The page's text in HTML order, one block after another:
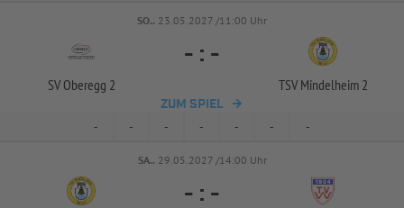
SO.. 23.05.2027 /11:00 Uhr
SV Oberegg 2
- : -
TSV Mindelheim 2
ZUM SPIEL
- - - - - - -
SA.. 29.05.2027 /14:00 Uhr
- : -